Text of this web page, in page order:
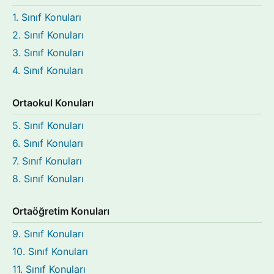
1. Sınıf Konuları
2. Sınıf Konuları
3. Sınıf Konuları
4. Sınıf Konuları
Ortaokul Konuları
5. Sınıf Konuları
6. Sınıf Konuları
7. Sınıf Konuları
8. Sınıf Konuları
Ortaöğretim Konuları
9. Sınıf Konuları
10. Sınıf Konuları
11. Sınıf Konuları